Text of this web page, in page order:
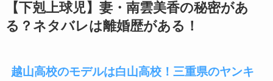
【下剋上球児】妻・南雲美香の秘密があ
る？ネタバレは離婚歴がある！
越山高校のモデルは白山高校！三重県のヤンキ